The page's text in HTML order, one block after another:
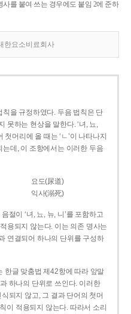
를 붙여 쓰는 경우에도 붙임 2에 준하
한요소비료회사
을 규정하였다. 두음 법칙은 단
못하는 현상을 말한다. ‘녀, 뇨,
머리에 올 때는 ‘ㄴ’이 나타나지
는데, 이 조항에서는 이러한 두음
요도(尿道)
익사(溺死)
절이 ‘녀, 뇨, 뉴, 니’를 포함하고
용되지 않는다. 이는 의존 명사는
연결되어 하나의 단위를 구성하
한글 맞춤법 제42항에 따라 앞말
하나의 단위로 쓰인다. 이러한
되지 않고, 그 결과 단어의 첫머
이 적용되지 않는다. 따라서 소리